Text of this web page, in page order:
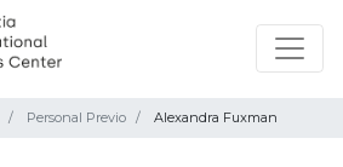
Personal Previo Alexandra Fuxman